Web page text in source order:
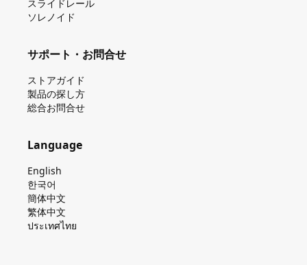
スライドレール
ソレノイド
サポート・お問合せ
ストアガイド
製品の探し⽅
総合お問合せ
Language
English
한국어
簡体中文
繁体中文
ประเทศไทย